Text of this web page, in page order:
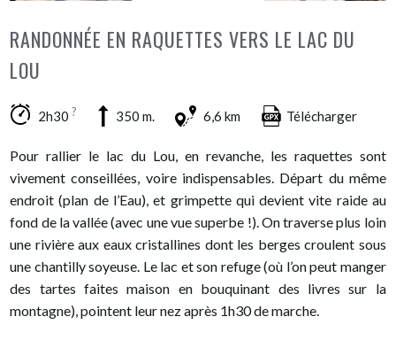
RANDONNÉE EN RAQUETTES VERS LE LAC DU
LOU
2h30 ? 350 m. 6,6 km Télécharger
Pour rallier le lac du Lou, en revanche, les raquettes sont
vivement conseillées, voire indispensables. Départ du même
endroit (plan de l’Eau), et grimpette qui devient vite raide au
fond de la vallée (avec une vue superbe !). On traverse plus loin
une rivière aux eaux cristallines dont les berges croulent sous
une chantilly soyeuse. Le lac et son refuge (où l’on peut manger
des tartes faites maison en bouquinant des livres sur la
montagne), pointent leur nez après 1h30 de marche.